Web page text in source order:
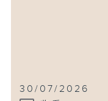
30/07/2026